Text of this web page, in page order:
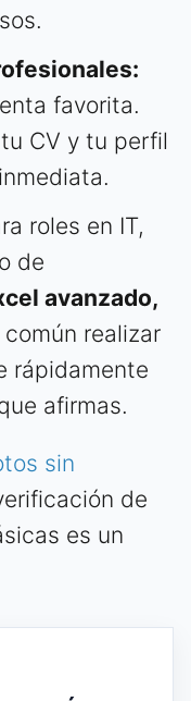
favorita.
CV y tu perfil
roles en IT,
de
avanzado,
común realizar
rápidamente
afirmas.
sin
de
es un